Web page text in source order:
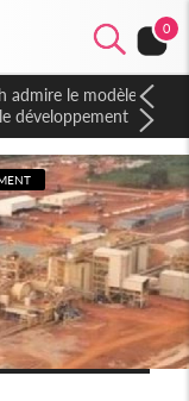
0
admire le modèle
développement